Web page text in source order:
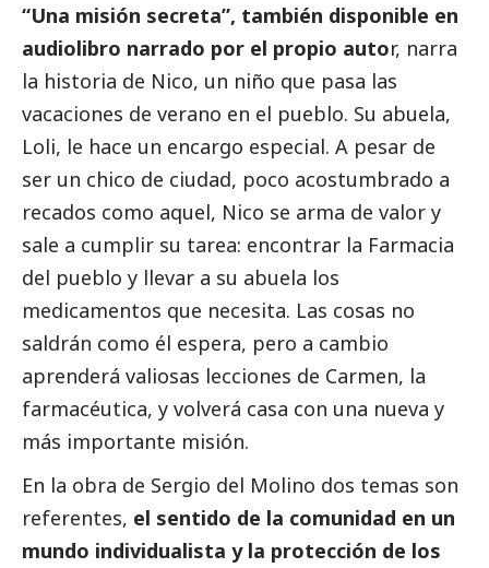
“Una misión secreta”, también disponible en
audiolibro narrado por el propio autor, narra
la historia de Nico, un niño que pasa las
vacaciones de verano en el pueblo. Su abuela,
Loli, le hace un encargo especial. A pesar de
ser un chico de ciudad, poco acostumbrado a
recados como aquel, Nico se arma de valor y
sale a cumplir su tarea: encontrar la Farmacia
del pueblo y llevar a su abuela los
medicamentos que necesita. Las cosas no
saldrán como él espera, pero a cambio
aprenderá valiosas lecciones de Carmen, la
farmacéutica, y volverá casa con una nueva y
más importante misión.
En la obra de Sergio del Molino dos temas son
referentes, el sentido de la comunidad en un
mundo individualista y la protección de los